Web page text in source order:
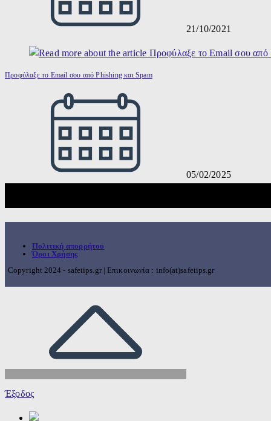
21/10/2021
Προφύλαξε το Email σου από Phishing και Spam
05/02/2025
Πολιτική απορρήτου
Όροι Χρήσης
Copyright 2024 - safetips.gr | Επικοινωνία : info(at)safetips.gr
Έξοδος